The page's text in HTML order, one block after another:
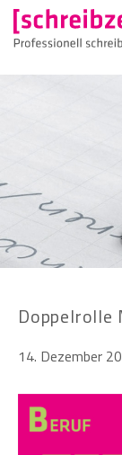
Doppelrolle
14. Dezember